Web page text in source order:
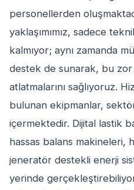
personellerden
yaklaşımımız, sadece
kalmıyor; aynı zamanda
destek de sunarak, bu zor
atlatmalarını sağlıyoruz.
bulunan ekipmanlar,
içermektedir. Dijital lastik
hassas balans makineleri,
jeneratör destekli enerji
yerinde